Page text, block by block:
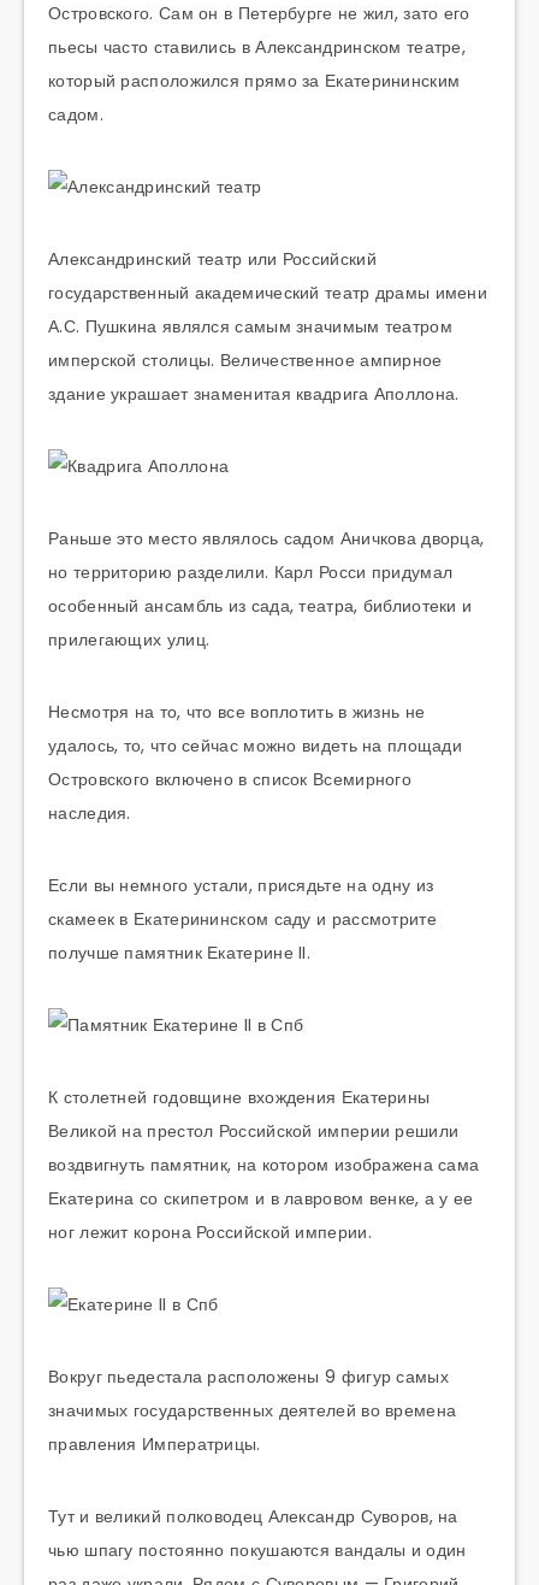
Островского. Сам он в Петербурге не жил, зато его
пьесы часто ставились в Александринском театре,
который расположился прямо за Екатерининским
садом.
Александринский театр или Российский
государственный академический театр драмы имени
А.С. Пушкина являлся самым значимым театром
имперской столицы. Величественное ампирное
здание украшает знаменитая квадрига Аполлона.
Раньше это место являлось садом Аничкова дворца,
но территорию разделили. Карл Росси придумал
особенный ансамбль из сада, театра, библиотеки и
прилегающих улиц.
Несмотря на то, что все воплотить в жизнь не
удалось, то, что сейчас можно видеть на площади
Островского включено в список Всемирного
наследия.
Если вы немного устали, присядьте на одну из
скамеек в Екатерининском саду и рассмотрите
получше памятник Екатерине II.
К столетней годовщине вхождения Екатерины
Великой на престол Российской империи решили
воздвигнуть памятник, на котором изображена сама
Екатерина со скипетром и в лавровом венке, а у ее
ног лежит корона Российской империи.
Вокруг пьедестала расположены 9 фигур самых
значимых государственных деятелей во времена
правления Императрицы.
Тут и великий полководец Александр Суворов, на
чью шпагу постоянно покушаются вандалы и один